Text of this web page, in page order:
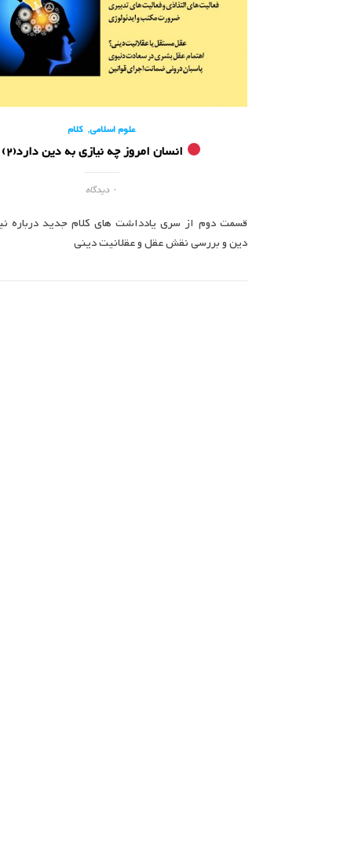
علوم اسلامی,کلام
انسان امروز چه نیازی به دین دارد(2)
۰ دیدگاه
قسمت دوم از سری یادداشت های کلام جدید درباره
دین و بررسی نقش عقل و عقلانیت دینی